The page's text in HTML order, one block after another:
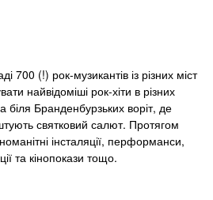
700 (!) рок-музикантів із різних міст
найвідоміші рок-хіти в різних
біля Бранденбурзьких воріт, де
святковий салют. Протягом
інсталяції, перформанси,
та кінопокази тощо.